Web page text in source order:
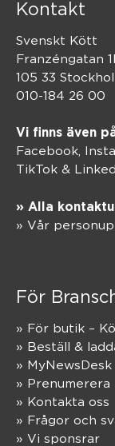
Kontakt
Svenskt Kött
Franzéngatan
105 33
010-184 26 00
Vi finns även
Facebook,
TikTok &
» Alla
» Vår
För
» För butik –
» Beställ &
» MyNewsDesk
»
» Kontakta oss
» Frågor och
» Vi sponsrar